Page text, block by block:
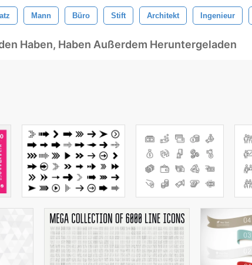
Mann Büro Stift Architekt Ingenieur
Haben, Haben Außerdem Heruntergeladen